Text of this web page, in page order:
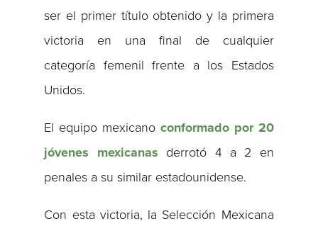
ser el primer título obtenido y la primera
victoria en una final de cualquier
categoría femenil frente a los Estados
Unidos.
El equipo mexicano conformado por 20
jóvenes mexicanas derrotó 4 a 2 en
penales a su similar estadounidense.
Con esta victoria, la Selección Mexicana